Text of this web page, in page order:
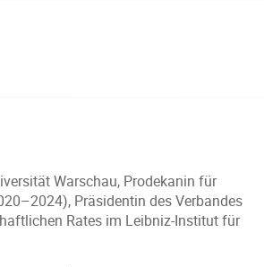
Warschau, Prodekanin für
Präsidentin des Verbandes
Rates im Leibniz-Institut für